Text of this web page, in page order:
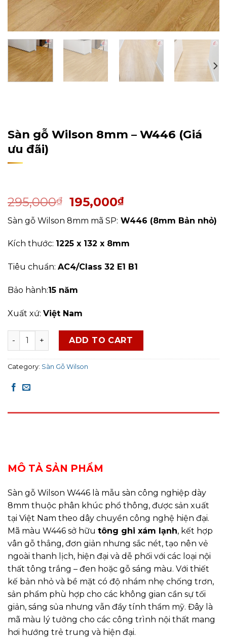
Sàn gỗ Wilson 8mm – W446 (Giá
ưu đãi)
295,000₫ 195,000₫
Sàn gỗ Wilson 8mm mã SP: W446 (8mm Bản nhỏ)
Kích thước: 1225 x 132 x 8mm
Tiêu chuẩn: AC4/Class 32 E1 B1
Bảo hành:15 năm
Xuất xứ: Việt Nam
Sàn gỗ Wilson 8mm - W446 (Giá ưu đãi) quantity
ADD TO CART
Category: Sàn Gỗ Wilson
MÔ TẢ SẢN PHẨM
Sàn gỗ Wilson W446 là mẫu sàn công nghiệp dày
8mm thuộc phân khúc phổ thông, được sản xuất
tại Việt Nam theo dây chuyền công nghệ hiện đại.
Mã màu W446 sở hữu tông ghi xám lạnh, kết hợp
vân gỗ thẳng, đơn giản nhưng sắc nét, tạo nên vẻ
ngoài thanh lịch, hiện đại và dễ phối với các loại nội
thất tông trắng – đen hoặc gỗ sáng màu. Với thiết
kế bản nhỏ và bề mặt có độ nhám nhẹ chống trơn,
sản phẩm phù hợp cho các không gian cần sự tối
giản, sáng sủa nhưng vẫn đầy tính thẩm mỹ. Đây là
mã màu lý tưởng cho các công trình nội thất mang
hơi hướng trẻ trung và hiện đại.